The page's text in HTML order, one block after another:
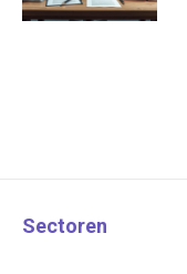
Sectoren